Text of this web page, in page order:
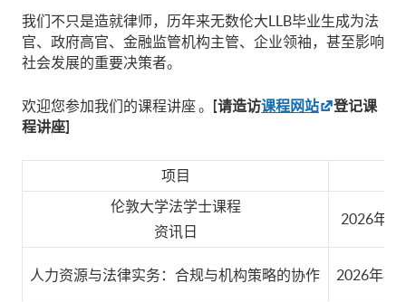
我们不只是造就律师，历年来无数伦大LLB毕业生成为法
官、政府高官、金融监管机构主管、企业领袖，甚至影响
社会发展的重要决策者。
欢迎您参加我们的课程讲座 。 [请造访课程网站
登记课
程讲座]
项目
伦敦大学法学士课程
资讯日
2026年8
人力资源与法律实务：合规与机构策略的协作 2026年8